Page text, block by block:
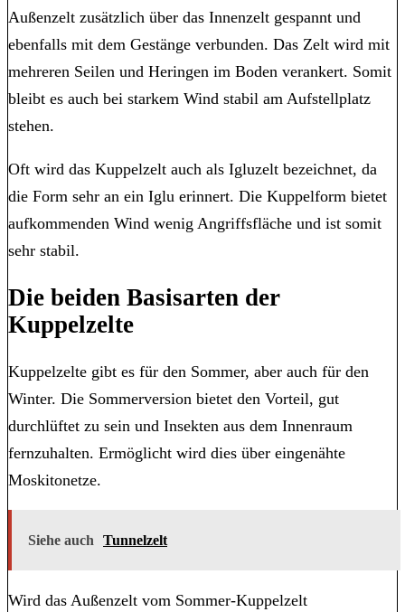
Außenzelt zusätzlich über das Innenzelt gespannt und
ebenfalls mit dem Gestänge verbunden. Das Zelt wird mit
mehreren Seilen und Heringen im Boden verankert. Somit
bleibt es auch bei starkem Wind stabil am Aufstellplatz
stehen.
Oft wird das Kuppelzelt auch als Igluzelt bezeichnet, da
die Form sehr an ein Iglu erinnert. Die Kuppelform bietet
aufkommenden Wind wenig Angriffsfläche und ist somit
sehr stabil.
Die beiden Basisarten der
Kuppelzelte
Kuppelzelte gibt es für den Sommer, aber auch für den
Winter. Die Sommerversion bietet den Vorteil, gut
durchlüftet zu sein und Insekten aus dem Innenraum
fernzuhalten. Ermöglicht wird dies über eingenähte
Moskitonetze.
Siehe auch Tunnelzelt
Wird das Außenzelt vom Sommer-Kuppelzelt